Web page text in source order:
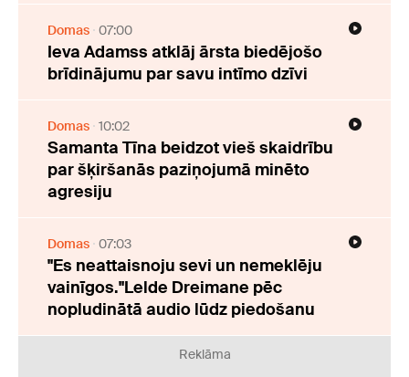
Domas 07:00
Ieva Adamss atklāj ārsta biedējošo
brīdinājumu par savu intīmo dzīvi
Domas 10:02
Samanta Tīna beidzot vieš skaidrību
par šķiršanās paziņojumā minēto
agresiju
Domas 07:03
"Es neattaisnoju sevi un nemeklēju
vainīgos."Lelde Dreimane pēc
nopludinātā audio lūdz piedošanu
Reklāma